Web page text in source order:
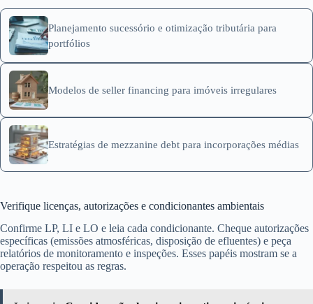
Planejamento sucessório e otimização tributária para
portfólios
Modelos de seller financing para imóveis irregulares
Estratégias de mezzanine debt para incorporações médias
Verifique licenças, autorizações e condicionantes ambientais
Confirme LP, LI e LO e leia cada condicionante. Cheque autorizações
específicas (emissões atmosféricas, disposição de efluentes) e peça
relatórios de monitoramento e inspeções. Esses papéis mostram se a
operação respeitou as regras.